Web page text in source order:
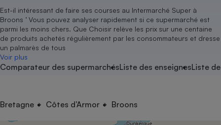
Est-il intéressant de faire ses courses au Intermarché Super à
Broons ’ Vous pouvez analyser rapidement si ce supermarché est
parmi les moins chers. Que Choisir relève les prix sur une centaine
de produits achetés régulièrement par les consommateurs et dresse
un palmarès de tous
Voir plus
Comparateur des supermarchésListe des enseignesListe
Bretagne Côtes d’Armor Broons
Nutrition
Assurance auto
Magasin - Grande surface
Méthode de vente -
Déchet
Location
Sport
électrique
Senior
Service marchand
Guides d'achat
Conseils
Brèves
Soumettre un litige
Lettres types
Rencontrer une association locale
Nos grandes victoires
Les billets de la présidente
Nos associations locales
Nous rejoindre
En savoir plus sur Que Choisir Ensemble
?
Notre méthodologie
Notre financement
Nos partenaires
Nous rejoindre